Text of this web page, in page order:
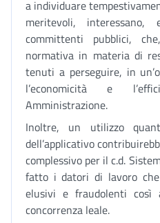
a individuare
meritevoli, interessano,
committenti pubblici,
normativa in materia di
tenuti a perseguire, in
l’economicità e
Amministrazione.
Inoltre, un utilizzo
dell’applicativo
complessivo per il c.d.
fatto i datori di lavoro
elusivi e fraudolenti così
concorrenza leale.